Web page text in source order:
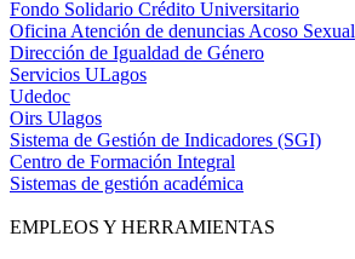
Fondo Solidario Crédito Universitario
Oficina Atención de denuncias Acoso Sexual
Dirección de Igualdad de Género
Servicios ULagos
Udedoc
Oirs Ulagos
Sistema de Gestión de Indicadores (SGI)
Centro de Formación Integral
Sistemas de gestión académica
EMPLEOS Y HERRAMIENTAS